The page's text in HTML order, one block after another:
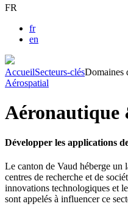
FR
fr
en
AccueilSecteurs-clésDomaines
Aérospatial
Aéronautique
Développer les applications
Le canton de Vaud héberge un
centres de recherche et de
innovations technologiques et
sont appelés à influencer ce